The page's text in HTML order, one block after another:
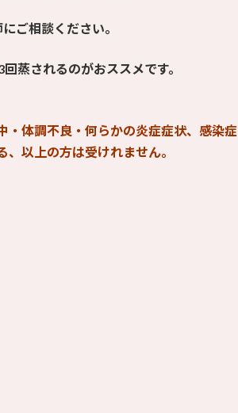
ご相談ください。
回蒸されるのがおススメです。
・体調不良・何らかの炎症症状、感染症
以上の方は受けれません。